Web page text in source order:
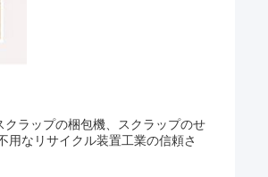
ラップの梱包機、スクラップのせ
用なリサイクル装置工業の信頼さ